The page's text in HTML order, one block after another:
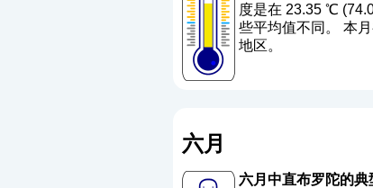
度是在 23.35 ℃
些平均值不同。 本
地区。
六月
六月中直布罗陀的